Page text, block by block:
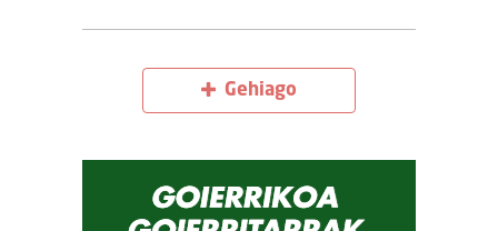
Gehiago